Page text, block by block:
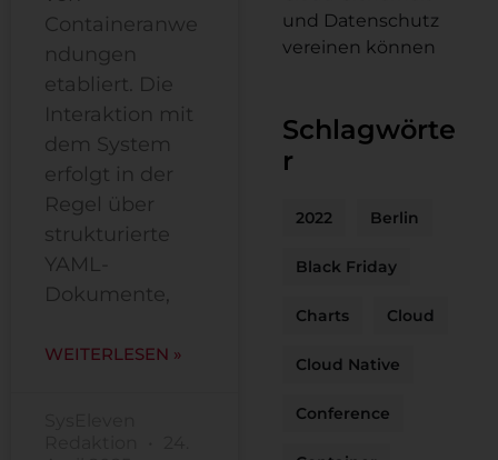
Containeranwe
ndungen
etabliert. Die
Interaktion mit
dem System
erfolgt in der
Regel über
strukturierte
YAML-
Dokumente,
WEITERLESEN »
und Datenschutz
vereinen können
Schlagwörte
r
2022 Berlin
Black Friday
Charts Cloud
Cloud Native
Conference